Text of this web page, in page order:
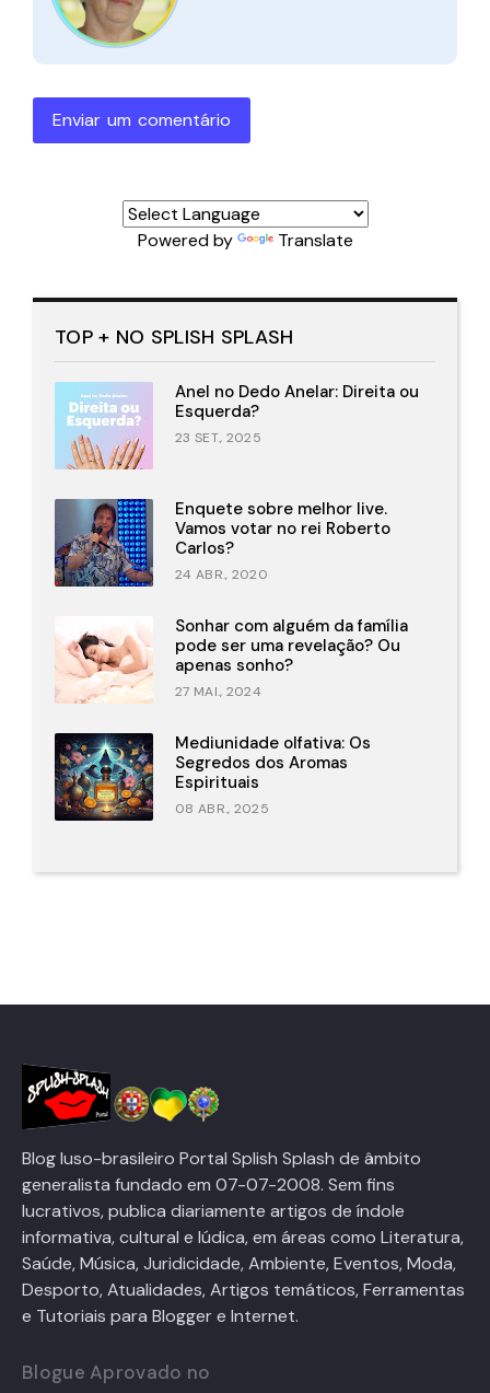
Enviar um comentário
Powered by Translate
TOP + NO SPLISH SPLASH
Anel no Dedo Anelar: Direita ou
Esquerda?
23 SET., 2025
Enquete sobre melhor live.
Vamos votar no rei Roberto
Carlos?
24 ABR., 2020
Sonhar com alguém da família
pode ser uma revelação? Ou
apenas sonho?
27 MAI., 2024
Mediunidade olfativa: Os
Segredos dos Aromas
Espirituais
08 ABR., 2025
Blog luso-brasileiro Portal Splish Splash de âmbito
generalista fundado em 07-07-2008. Sem fins
lucrativos, publica diariamente artigos de índole
informativa, cultural e lúdica, em áreas como Literatura,
Saúde, Música, Juridicidade, Ambiente, Eventos, Moda,
Desporto, Atualidades, Artigos temáticos, Ferramentas
e Tutoriais para Blogger e Internet.
Blogue Aprovado no